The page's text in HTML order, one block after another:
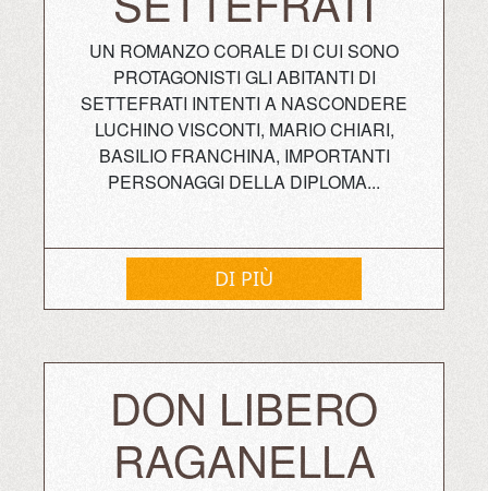
UN ROMANZO CORALE DI CUI SONO
PROTAGONISTI GLI ABITANTI DI
SETTEFRATI INTENTI A NASCONDERE
LUCHINO VISCONTI, MARIO CHIARI,
BASILIO FRANCHINA, IMPORTANTI
PERSONAGGI DELLA DIPLOMA...
DI PIÙ
DON LIBERO
RAGANELLA